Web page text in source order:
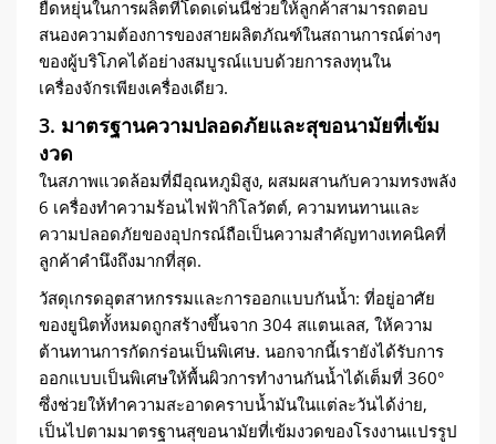
ยืดหยุ่นในการผลิตที่โดดเด่นนี้ช่วยให้ลูกค้าสามารถตอบ
สนองความต้องการของสายผลิตภัณฑ์ในสถานการณ์ต่างๆ
ของผู้บริโภคได้อย่างสมบูรณ์แบบด้วยการลงทุนใน
เครื่องจักรเพียงเครื่องเดียว.
3. มาตรฐานความปลอดภัยและสุขอนามัยที่เข้ม
งวด
ในสภาพแวดล้อมที่มีอุณหภูมิสูง, ผสมผสานกับความทรงพลัง
6 เครื่องทำความร้อนไฟฟ้ากิโลวัตต์, ความทนทานและ
ความปลอดภัยของอุปกรณ์ถือเป็นความสำคัญทางเทคนิคที่
ลูกค้าคำนึงถึงมากที่สุด.
วัสดุเกรดอุตสาหกรรมและการออกแบบกันน้ำ: ที่อยู่อาศัย
ของยูนิตทั้งหมดถูกสร้างขึ้นจาก 304 สแตนเลส, ให้ความ
ต้านทานการกัดกร่อนเป็นพิเศษ. นอกจากนี้เรายังได้รับการ
ออกแบบเป็นพิเศษให้พื้นผิวการทำงานกันน้ำได้เต็มที่ 360°
ซึ่งช่วยให้ทำความสะอาดคราบน้ำมันในแต่ละวันได้ง่าย,
เป็นไปตามมาตรฐานสุขอนามัยที่เข้มงวดของโรงงานแปรรูป